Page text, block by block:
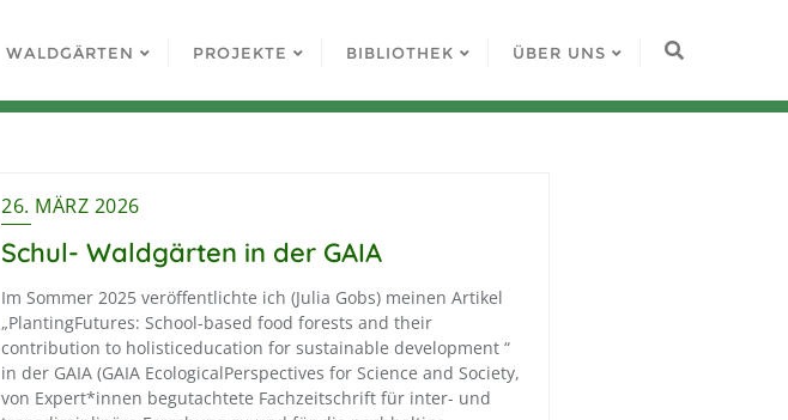
WALDGÄRTEN PROJEKTE BIBLIOTHEK ÜBER UNS
26. MÄRZ 2026
Schul- Waldgärten in der GAIA
Im Sommer 2025 veröffentlichte ich (Julia Gobs) meinen Artikel
„PlantingFutures: School-based food forests and their
contribution to holisticeducation for sustainable development “
in der GAIA (GAIA EcologicalPerspectives for Science and Society,
von Expert*innen begutachtete Fachzeitschrift für inter- und